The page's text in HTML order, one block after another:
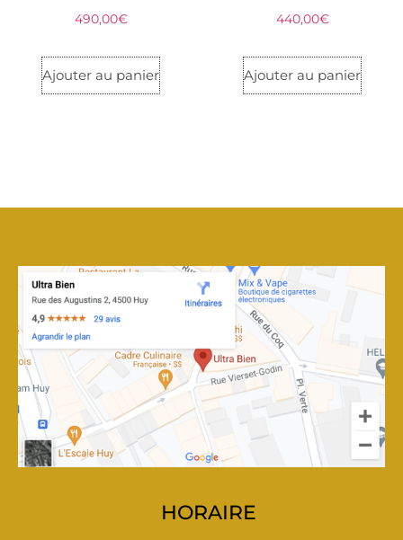
490,00€
Ajouter au panier
440,00€
Ajouter au panier
HORAIRE